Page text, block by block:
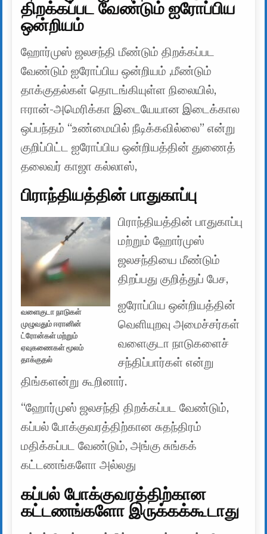
திறக்கப்பட வேண்டும் ஐரோப்பிய
ஒன்றியம்
ஹோர்முஸ் ஜலசந்தி மீண்டும் திறக்கப்பட
வேண்டும் ஐரோப்பிய ஒன்றியம் ,மீண்டும்
தாக்குதல்கள் தொடங்கியுள்ள நிலையில்,
ஈரான்-அமெரிக்கா இடையேயான இடைக்கால
ஒப்பந்தம் “உண்மையில் நீடிக்கவில்லை” என்று
குறிப்பிட்ட ஐரோப்பிய ஒன்றியத்தின் துணைத்
தலைவர் காஜா கல்லாஸ்,
பிராந்தியத்தின் பாதுகாப்பு
வளைகுடா நாடுகள்
முழுவதும் ஈரானின்
ட்ரோன்கள் மற்றும்
ஏவுகணைகள் மூலம்
தாக்குதல்
பிராந்தியத்தின் பாதுகாப்பு
மற்றும் ஹோர்முஸ்
ஜலசந்தியை மீண்டும்
திறப்பது குறித்துப் பேச,
ஐரோப்பிய ஒன்றியத்தின்
வெளியுறவு அமைச்சர்கள்
வளைகுடா நாடுகளைச்
சந்திப்பார்கள் என்று
திங்களன்று கூறினார்.
“ஹோர்முஸ் ஜலசந்தி திறக்கப்பட வேண்டும்,
கப்பல் போக்குவரத்திற்கான சுதந்திரம்
மதிக்கப்பட வேண்டும், அங்கு சுங்கக்
கட்டணங்களோ அல்லது
கப்பல் போக்குவரத்திற்கான
கட்டணங்களோ இருக்கக்கூடாது